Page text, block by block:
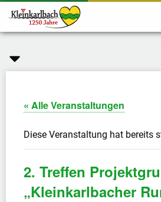
« Alle Veranstaltungen
Diese Veranstaltung hat bereits
2. Treffen
„Kleinkarlbacher